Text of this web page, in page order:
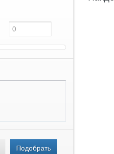
Подобрать